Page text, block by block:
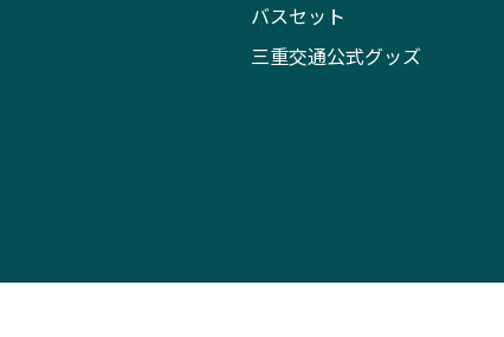
バスセット
三重交通公式グッズ